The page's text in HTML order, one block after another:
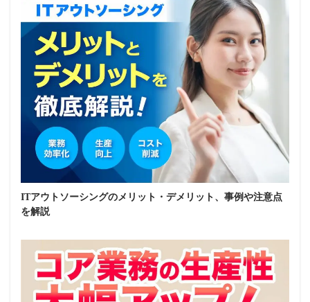
ITアウトソーシングのメリット・デメリット、事例や注意点
を解説